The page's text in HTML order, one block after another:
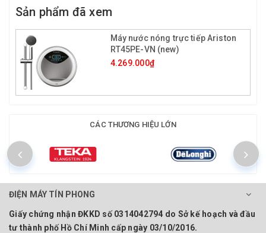
Sản phẩm đã xem
Máy nước nóng trực tiếp Ariston
RT45PE-VN (new)
4.269.000₫
CÁC THƯƠNG HIỆU LỚN
ĐIỆN MÁY TÍN PHONG
Giấy chứng nhận ĐKKD số 0314042794 do Sở kế hoạch và đầu
tư thành phố Hồ Chí Minh cấp ngày 03/10/2016.